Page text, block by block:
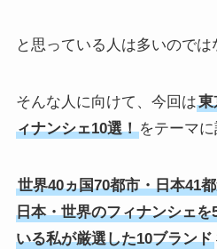
と思っている人は多いのでは
そんな人に向けて、今回は東
ィナンシェ10選！をテーマに
世界40ヵ国70都市・日本41
日本・世界のフィナンシェ
いる私が厳選した10ブランド